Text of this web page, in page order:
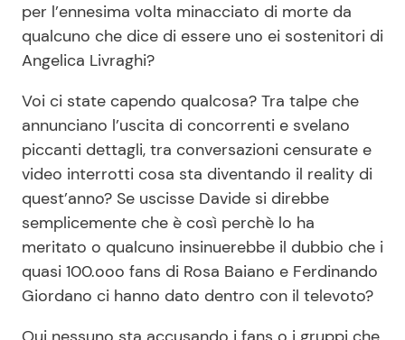
per l’ennesima volta minacciato di morte da
qualcuno che dice di essere uno ei sostenitori di
Angelica Livraghi?
Voi ci state capendo qualcosa? Tra talpe che
annunciano l’uscita di concorrenti e svelano
piccanti dettagli, tra conversazioni censurate e
video interrotti cosa sta diventando il reality di
quest’anno? Se uscisse Davide si direbbe
semplicemente che è così perchè lo ha
meritato o qualcuno insinuerebbe il dubbio che i
quasi 100.ooo fans di Rosa Baiano e Ferdinando
Giordano ci hanno dato dentro con il televoto?